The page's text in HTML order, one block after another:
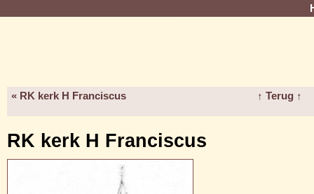
« RK kerk H Franciscus ↑ Terug ↑
RK kerk H Franciscus